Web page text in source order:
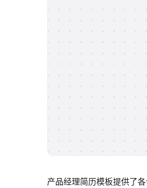
产品经理简历模板提供了